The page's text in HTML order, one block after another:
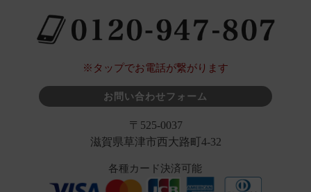
※タップでお電話が繋がります
お問い合わせフォーム
〒525-0037
滋賀県草津市西大路町4-32
各種カード決済可能